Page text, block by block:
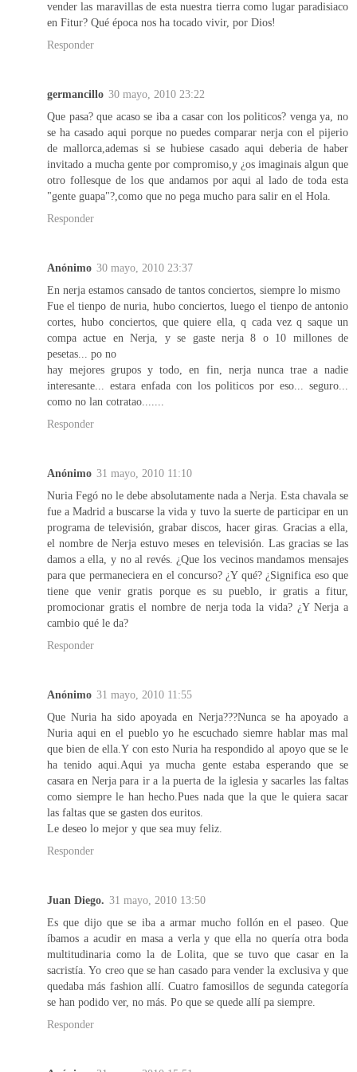
vender las maravillas de esta nuestra tierra como lugar paradisiaco
en Fitur? Qué época nos ha tocado vivir, por Dios!
Responder
germancillo 30 mayo, 2010 23:22
Que pasa? que acaso se iba a casar con los politicos? venga ya, no
se ha casado aqui porque no puedes comparar nerja con el pijerio
de mallorca,ademas si se hubiese casado aqui deberia de haber
invitado a mucha gente por compromiso,y ¿os imaginais algun que
otro follesque de los que andamos por aqui al lado de toda esta
"gente guapa"?,como que no pega mucho para salir en el Hola.
Responder
Anónimo 30 mayo, 2010 23:37
En nerja estamos cansado de tantos conciertos, siempre lo mismo
Fue el tienpo de nuria, hubo conciertos, luego el tienpo de antonio
cortes, hubo conciertos, que quiere ella, q cada vez q saque un
compa actue en Nerja, y se gaste nerja 8 o 10 millones de
pesetas... po no
hay mejores grupos y todo, en fin, nerja nunca trae a nadie
interesante... estara enfada con los politicos por eso... seguro...
como no lan cotratao.......
Responder
Anónimo 31 mayo, 2010 11:10
Nuria Fegó no le debe absolutamente nada a Nerja. Esta chavala se
fue a Madrid a buscarse la vida y tuvo la suerte de participar en un
programa de televisión, grabar discos, hacer giras. Gracias a ella,
el nombre de Nerja estuvo meses en televisión. Las gracias se las
damos a ella, y no al revés. ¿Que los vecinos mandamos mensajes
para que permaneciera en el concurso? ¿Y qué? ¿Significa eso que
tiene que venir gratis porque es su pueblo, ir gratis a fitur,
promocionar gratis el nombre de nerja toda la vida? ¿Y Nerja a
cambio qué le da?
Responder
Anónimo 31 mayo, 2010 11:55
Que Nuria ha sido apoyada en Nerja???Nunca se ha apoyado a
Nuria aqui en el pueblo yo he escuchado siemre hablar mas mal
que bien de ella.Y con esto Nuria ha respondido al apoyo que se le
ha tenido aqui.Aqui ya mucha gente estaba esperando que se
casara en Nerja para ir a la puerta de la iglesia y sacarles las faltas
como siempre le han hecho.Pues nada que la que le quiera sacar
las faltas que se gasten dos euritos.
Le deseo lo mejor y que sea muy feliz.
Responder
Juan Diego. 31 mayo, 2010 13:50
Es que dijo que se iba a armar mucho follón en el paseo. Que
íbamos a acudir en masa a verla y que ella no quería otra boda
multitudinaria como la de Lolita, que se tuvo que casar en la
sacristía. Yo creo que se han casado para vender la exclusiva y que
quedaba más fashion allí. Cuatro famosillos de segunda categoría
se han podido ver, no más. Po que se quede allí pa siempre.
Responder